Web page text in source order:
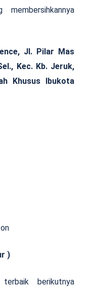
Jl. Pilar Mas
Kec. Kb. Jeruk,
Khusus Ibukota
)
berikutnya